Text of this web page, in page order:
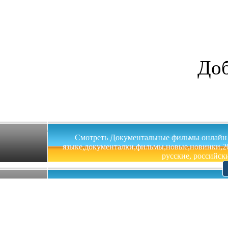
Смотреть Документальные фильмы онлайн
русские,